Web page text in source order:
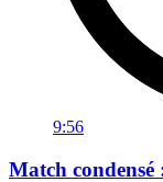
9:56
Match condensé